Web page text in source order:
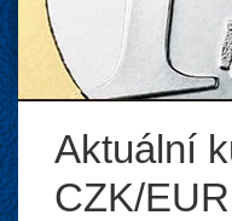
Aktuální
CZK/